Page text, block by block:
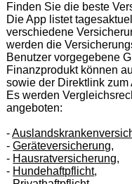
Finden Sie die beste
Die App listet
verschiedene
werden die
Benutzer vorgegebene
Finanzprodukt können
sowie der Direktlink
Es werden
angeboten:
-
-Geräteversicherung,
- Hausratversicherung,
- Hundehaftpflicht,